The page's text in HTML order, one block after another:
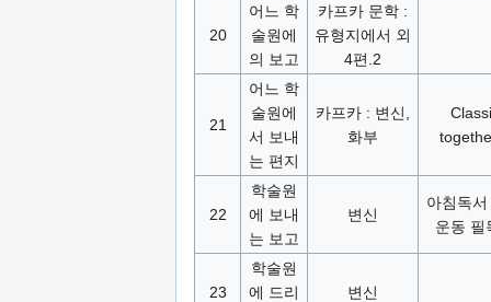
20
어느 학
술원에
의 보고
카프카 문학 :
유형지에서 외
4편.2
21
어느 학
술원에
서 보내
는 편지
카프카 : 변신,
화부
22
학술원
에 보내
는 보고
변신
아침독
운동 필
23
학술원
에 드리
변신